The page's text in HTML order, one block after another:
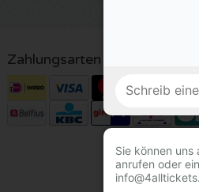
Zahlungsarten